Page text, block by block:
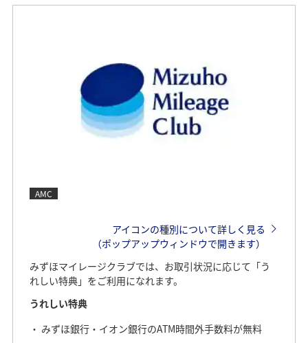
AMC
アイコンの種別について詳しく見る
（ポップアップウィンドウで開きます）
みずほマイレージクラブでは、お取引状況に応じて「う
れしい特典」をご利用になれます。
うれしい特典
みずほ銀行・イオン銀行のATM時間外手数料が無料